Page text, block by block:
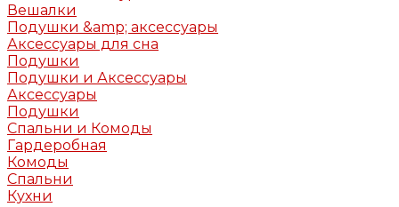
Вешалки
Подушки &amp; аксессуары
Аксессуары для сна
Подушки
Подушки и Аксессуары
Аксессуары
Подушки
Спальни и Комоды
Гардеробная
Комоды
Спальни
Кухни